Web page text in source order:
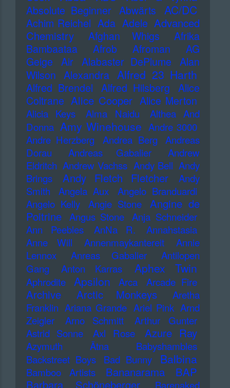
Absolute Beginner Abwärts AC/DC
Achim Reichel Ada Adele Advanced
Chemistry
Afghan Whigs
Afrika
Bambaataa
Afrob Afroman
AG
Geige
Air Alabaster DePlume
Alan
Wilson Alexandra Alfred 23 Harth
Alfred Brendel Alfred Hilsberg
Alice
Coltrane Alice Cooper Alice Merton
Alicia Keys Alma Naidu
Althea And
Donna Amy Winehouse Andre 3000
Andre Herzberg
Andrea Berg
Andreas
Dorau
Andreas Gabalier
Andrew
Eldritch Andrew Vachss Andy Bell Andy
Brings
Andy Fletch Fletcher
Andy
Smith
Angela Aux
Angelo Branduardi
Angelo Kelly
Angie Stone
Angine de
Poitrine Angus Stone Anja Schneider
Ann Peebles
AnNa R.
Annahstasia
Anne Will
Annenmaykantereit
Annie
Lennox
Anreas Gabalier
Antilopen
Gang
Anton Karras Aphex Twin
Aphrodite Apsilon Arca Arcade Fire
Archive Arctic Monkeys
Aretha
Franklin Ariana Grande Ariel Pink Arnd
Zeigler
Arno Schmitt
Arthur Gunter
Astrid Sonne
Axl Rose Azure Ray
Azymuth Ätna
Babyshambles
Backstreet Boys
Bad Bunny Balbina
Bamboo Artists Bananarama
BAP
Barbara Schöneberger
Barenaked